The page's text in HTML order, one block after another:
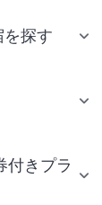
探す
付きプラ